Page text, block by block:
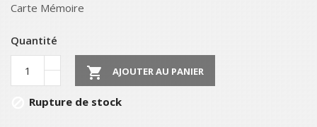
Carte Mémoire
Quantité
 AJOUTER AU PANIER
Rupture de stock